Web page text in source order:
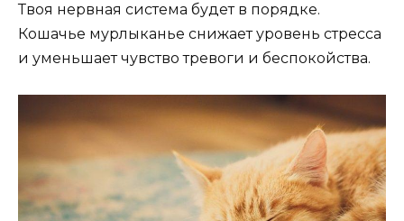
Твоя нервная система будет в порядке.
Кошачье мурлыканье снижает уровень стресса
и уменьшает чувство тревоги и беспокойства.